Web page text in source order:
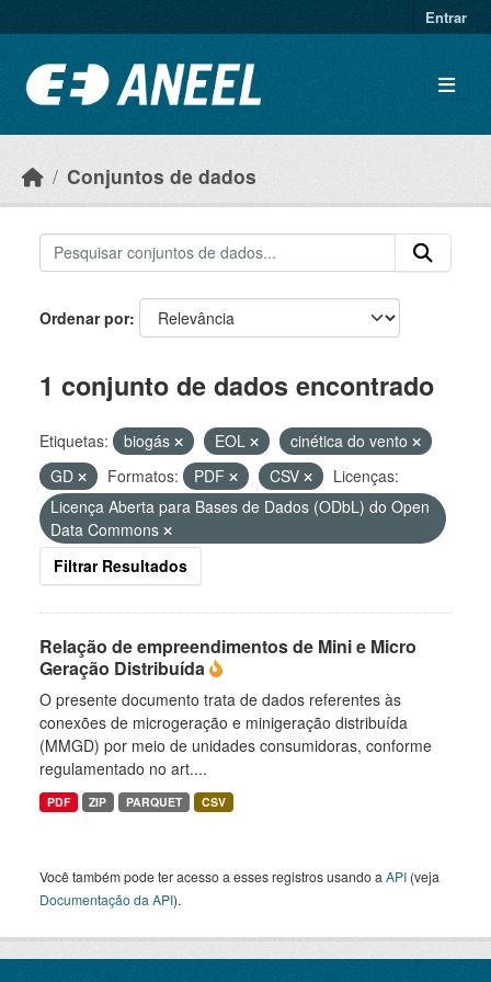
Entrar
Conjuntos de dados
Ordenar por
1 conjunto de dados encontrado
Etiquetas: biogás EOL
cinética do vento
GD
Formatos: PDF CSV
Licenças:
Licença Aberta para Bases de Dados (ODbL) do Open
Data Commons
Filtrar Resultados
Relação de empreendimentos de Mini e Micro
Geração Distribuída
O presente documento trata de dados referentes às
conexões de microgeração e minigeração distribuída
(MMGD) por meio de unidades consumidoras, conforme
regulamentado no art....
PDF ZIP PARQUET CSV
Você também pode ter acesso a esses registros usando a API (veja
Documentação da API).